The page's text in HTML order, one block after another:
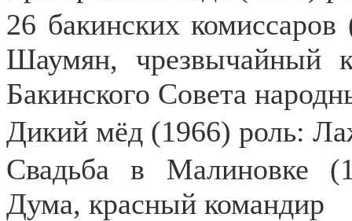
26 бакинских
Шаумян, чрезвычайный
Бакинского Совета
Дикий мёд (1966) роль:
Свадьба в Малиновке
Дума, красный командир